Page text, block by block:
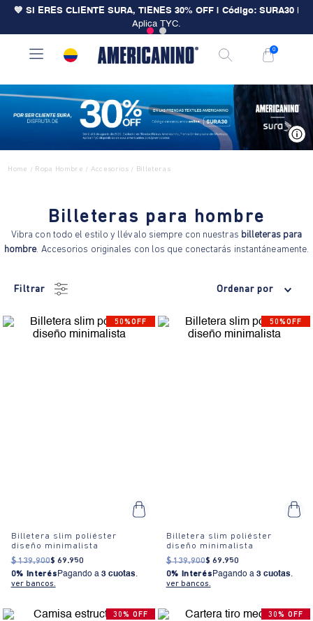
💙 SI ERES CLIENTE SURA, TIENES 30% OFF | Código: SURA30
Aplica TYC.
0
Home / Ropa Hombre / Accesorios / Billeteras
Billeteras para hombre
Vibra con todo el estilo y llévalo siempre con nuestras billeteras para
hombre. Accesorios originales con los que conectarás instantáneamente.
Filtrar Ordenar por
50%OFF
Billetera slim poliéster
diseño minimalista
$ 139.900$ 69.950
0% Interés Pagando a 3 cuotas.
ver bancos.
50%OFF
Billetera slim poliéster
diseño minimalista
$ 139.900$ 69.950
0% Interés Pagando a 3 cuotas.
ver bancos.
30% OFF 30% OFF